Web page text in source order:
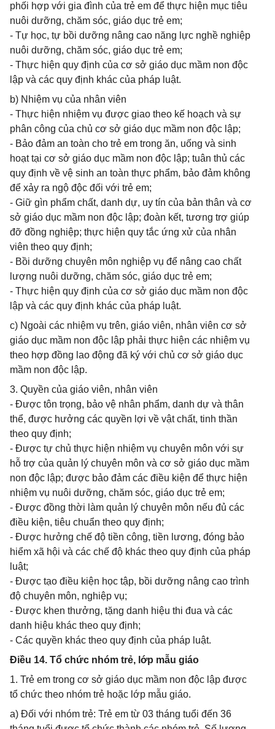
phối hợp với gia đình của trẻ em để thực hiện mục tiêu
nuôi dưỡng, chăm sóc, giáo dục trẻ em;
- Tự học, tự bồi dưỡng nâng cao năng lực nghề nghiệp
nuôi dưỡng, chăm sóc, giáo dục trẻ em;
- Thực hiện quy định của cơ sở giáo dục mầm non độc
lập và các quy định khác của pháp luật.
b) Nhiệm vụ của nhân viên
- Thực hiện nhiệm vụ được giao theo kế hoạch và sự
phân công của chủ cơ sở giáo dục mầm non độc lập;
- Bảo đảm an toàn cho trẻ em trong ăn, uống và sinh
hoạt tại cơ sở giáo dục mầm non độc lập; tuân thủ các
quy định về vệ sinh an toàn thực phẩm, bảo đảm không
để xảy ra ngộ độc đối với trẻ em;
- Giữ gìn phẩm chất, danh dự, uy tín của bản thân và cơ
sở giáo dục mầm non độc lập; đoàn kết, tương trợ giúp
đỡ đồng nghiệp; thực hiện quy tắc ứng xử của nhân
viên theo quy định;
- Bồi dưỡng chuyên môn nghiệp vụ để nâng cao chất
lượng nuôi dưỡng, chăm sóc, giáo dục trẻ em;
- Thực hiện quy định của cơ sở giáo dục mầm non độc
lập và các quy định khác của pháp luật.
c) Ngoài các nhiệm vụ trên, giáo viên, nhân viên cơ sở
giáo dục mầm non độc lập phải thực hiện các nhiệm vụ
theo hợp đồng lao động đã ký với chủ cơ sở giáo dục
mầm non độc lập.
3. Quyền của giáo viên, nhân viên
- Được tôn trọng, bảo vệ nhân phẩm, danh dự và thân
thể, được hưởng các quyền lợi về vật chất, tinh thần
theo quy định;
- Được tự chủ thực hiện nhiệm vụ chuyên môn với sự
hỗ trợ của quản lý chuyên môn và cơ sở giáo dục mầm
non độc lập; được bảo đảm các điều kiện để thực hiện
nhiệm vụ nuôi dưỡng, chăm sóc, giáo dục trẻ em;
- Được đồng thời làm quản lý chuyên môn nếu đủ các
điều kiện, tiêu chuẩn theo quy định;
- Được hưởng chế độ tiền công, tiền lương, đóng bảo
hiểm xã hội và các chế độ khác theo quy định của pháp
luật;
- Được tạo điều kiện học tập, bồi dưỡng nâng cao trình
độ chuyên môn, nghiệp vụ;
- Được khen thưởng, tặng danh hiệu thi đua và các
danh hiệu khác theo quy định;
- Các quyền khác theo quy định của pháp luật.
Điều 14. Tổ chức nhóm trẻ, lớp mẫu giáo
1. Trẻ em trong cơ sở giáo dục mầm non độc lập được
tổ chức theo nhóm trẻ hoặc lớp mẫu giáo.
a) Đối với nhóm trẻ: Trẻ em từ 03 tháng tuổi đến 36